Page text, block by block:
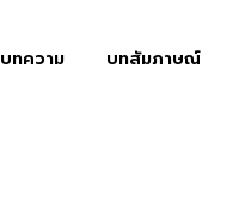
บทความ บทสัมภาษณ์